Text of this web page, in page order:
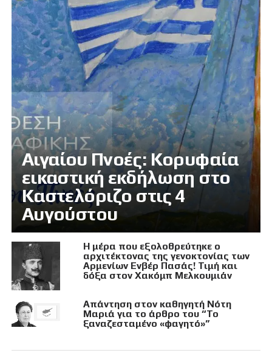
Αιγαίου Πνοές: Κορυφαία
εικαστική εκδήλωση στο
Καστελόριζο στις 4
Αυγούστου
Η μέρα που εξολοθρεύτηκε ο
αρχιτέκτονας της γενοκτονίας των
Αρμενίων Ενβέρ Πασάς! Τιμή και
δόξα στον Χακόμπ Μελκουμιάν
Απάντηση στον καθηγητή Νότη
Μαριά για το άρθρο του “Το
ξαναζεσταμένο «φαγητό»”